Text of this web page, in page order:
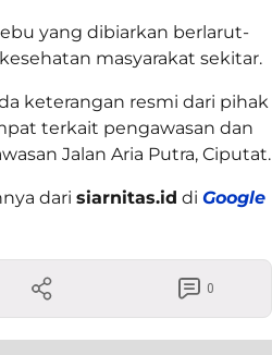
yang dibiarkan berlarut-
masyarakat sekitar.
keterangan resmi dari pihak
terkait pengawasan dan
Jalan Aria Putra, Ciputat.
dari siarnitas.id di Google
0